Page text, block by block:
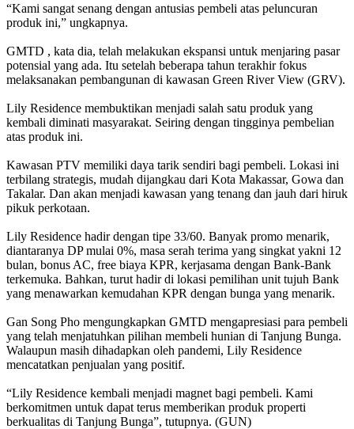
“Kami sangat senang dengan antusias pembeli atas peluncuran
produk ini,” ungkapnya.
GMTD , kata dia, telah melakukan ekspansi untuk menjaring pasar
potensial yang ada. Itu setelah beberapa tahun terakhir fokus
melaksanakan pembangunan di kawasan Green River View (GRV).
Lily Residence membuktikan menjadi salah satu produk yang
kembali diminati masyarakat. Seiring dengan tingginya pembelian
atas produk ini.
Kawasan PTV memiliki daya tarik sendiri bagi pembeli. Lokasi ini
terbilang strategis, mudah dijangkau dari Kota Makassar, Gowa dan
Takalar. Dan akan menjadi kawasan yang tenang dan jauh dari hiruk
pikuk perkotaan.
Lily Residence hadir dengan tipe 33/60. Banyak promo menarik,
diantaranya DP mulai 0%, masa serah terima yang singkat yakni 12
bulan, bonus AC, free biaya KPR, kerjasama dengan Bank-Bank
terkemuka. Bahkan, turut hadir di lokasi pemilihan unit tujuh Bank
yang menawarkan kemudahan KPR dengan bunga yang menarik.
Gan Song Pho mengungkapkan GMTD mengapresiasi para pembeli
yang telah menjatuhkan pilihan membeli hunian di Tanjung Bunga.
Walaupun masih dihadapkan oleh pandemi, Lily Residence
mencatatkan penjualan yang positif.
“Lily Residence kembali menjadi magnet bagi pembeli. Kami
berkomitmen untuk dapat terus memberikan produk properti
berkualitas di Tanjung Bunga”, tutupnya. (GUN)